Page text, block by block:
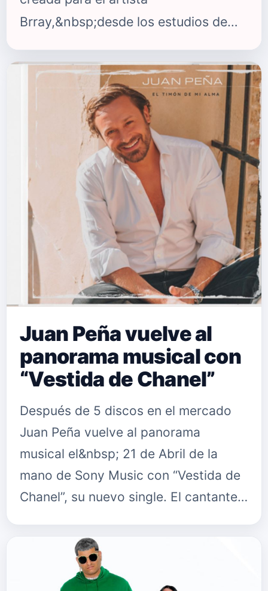
Brray,&nbsp;desde los estudios de
los artistas Jhay Cortez y Ryan
Castro, deciden unirse en el remix,
formando un junte exitoso para una
gran canción. Como era de esperarse
la canción ha sido un éxito desde su
lanzamiento y ya cuenta con más de
10 millones de reproducciones entre
todas las plataformas digitales siendo
una de las revelaciones de este año.
Este no …
Juan Peña vuelve al
panorama musical con
“Vestida de Chanel”
Después de 5 discos en el mercado
Juan Peña vuelve al panorama
musical el&nbsp; 21 de Abril de la
mano de Sony Music con “Vestida de
Chanel”, su nuevo single. El cantante y
composición integra que surgió d…